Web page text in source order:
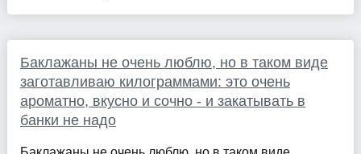
Баклажаны не очень люблю, но в таком виде
заготавливаю килограммами: это очень
ароматно, вкусно и сочно - и закатывать в
банки не надо